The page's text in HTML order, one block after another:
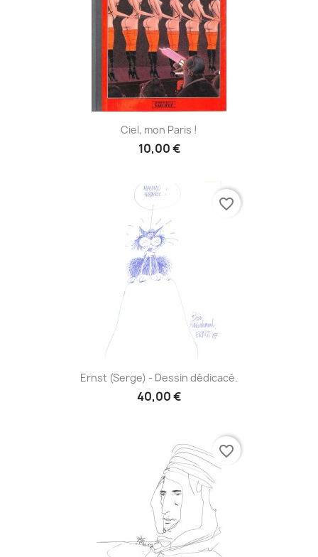
Ciel, mon Paris !
10,00 €
Ernst (Serge) - Dessin dédicacé.
40,00 €
favorite_border
favorite_border